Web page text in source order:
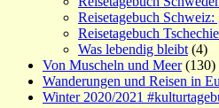
Reisetagebuch Schweiz:
Reisetagebuch
Was lebendig bleibt (4)
Von Muscheln und Meer(130)
Wanderungen und Reisen in
Winter 2020/2021